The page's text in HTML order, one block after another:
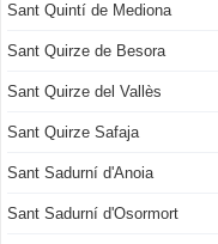
Sant Quintí de Mediona
Sant Quirze de Besora
Sant Quirze del Vallès
Sant Quirze Safaja
Sant Sadurní d'Anoia
Sant Sadurní d'Osormort